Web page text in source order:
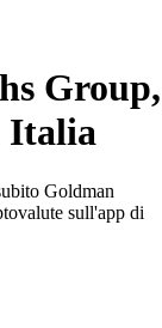
Group,
Italia
Goldman
sull'app di